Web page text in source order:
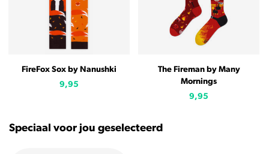
FireFox Sox by Nanushki
9,95
The Fireman by Many
Mornings
9,95
Speciaal voor jou geselecteerd